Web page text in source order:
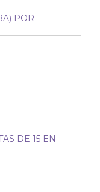
POR
DE 15 EN